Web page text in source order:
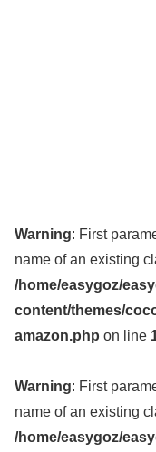
Warning: First
name of an existing
/home/easygoz/
content/themes/
amazon.php on line
Warning: First
name of an existing
/home/easygoz/